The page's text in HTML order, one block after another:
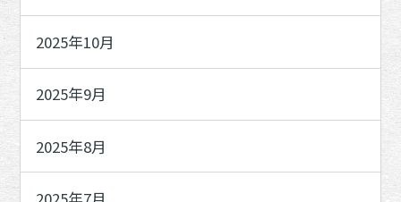
2025年10月
2025年9月
2025年8月